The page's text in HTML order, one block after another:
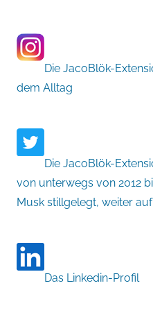
Die JacoBlök-
dem Alltag
Die JacoBlök-
von unterwegs von 2012
Musk stillgelegt, weiter
Das Linkedin-Profil